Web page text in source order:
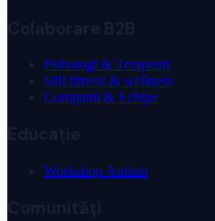
Colaborare B2B
Psihologi & Terapeuți
Săli fitness & wellness
Companii & Echipe
Educație
Workshop Autism
Comunități